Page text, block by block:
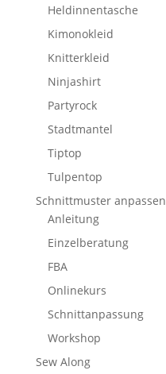
Heldinnentasche
Kimonokleid
Knitterkleid
Ninjashirt
Partyrock
Stadtmantel
Tiptop
Tulpentop
Schnittmuster anpassen
Anleitung
Einzelberatung
FBA
Onlinekurs
Schnittanpassung
Workshop
Sew Along